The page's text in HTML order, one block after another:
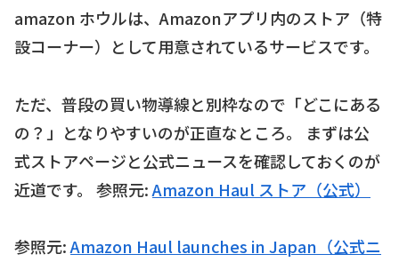
amazon ホウルは、Amazonアプリ内のストア（特
設コーナー）として用意されているサービスです。
ただ、普段の買い物導線と別枠なので「どこにある
の？」となりやすいのが正直なところ。 まずは公
式ストアページと公式ニュースを確認しておくのが
近道です。 参照元:Amazon Haul ストア（公式）
参照元:Amazon Haul launches in Japan（公式ニ